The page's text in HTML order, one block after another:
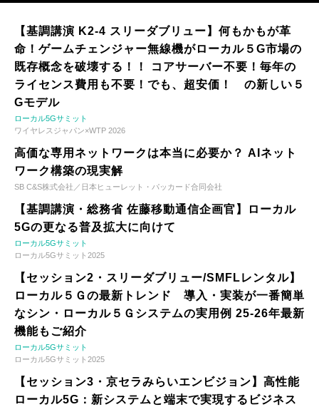
【基調講演 K2-4 スリーダブリュー】何もかもが革
命！ゲームチェンジャー無線機がローカル５G市場の
既存概念を破壊する！！ コアサーバー不要！毎年の
ライセンス費用も不要！でも、超安価！ の新しい５
Gモデル
ローカル5Gサミット
ワイヤレスジャパン×WTP 2026
高価な専用ネットワークは本当に必要か？ AIネット
ワーク構築の現実解
SB C&S株式会社／日本ヒューレット・パッカード合同会社
【基調講演・総務省 佐藤移動通信企画官】ローカル
5Gの更なる普及拡大に向けて
ローカル5Gサミット
ローカル5Gサミット2025
【セッション2・スリーダブリュー/SMFLレンタル】
ローカル５Ｇの最新トレンド 導入・実装が一番簡単
なシン・ローカル５Ｇシステムの実用例 25-26年最新
機能もご紹介
ローカル5Gサミット
ローカル5Gサミット2025
【セッション3・京セラみらいエンビジョン】高性能
ローカル5G：新システムと端末で実現するビジネス